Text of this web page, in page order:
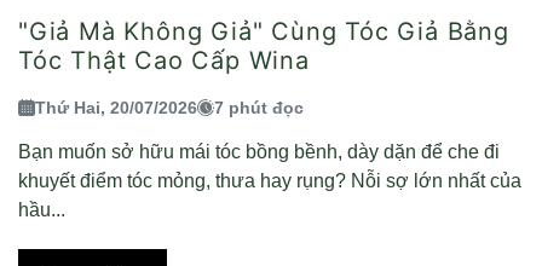
"Giả Mà Không Giả" Cùng Tóc Giả Bằng
Tóc Thật Cao Cấp Wina
Thứ Hai, 20/07/2026 7 phút đọc
Bạn muốn sở hữu mái tóc bồng bềnh, dày dặn để che đi
khuyết điểm tóc mỏng, thưa hay rụng? Nỗi sợ lớn nhất của
hầu...